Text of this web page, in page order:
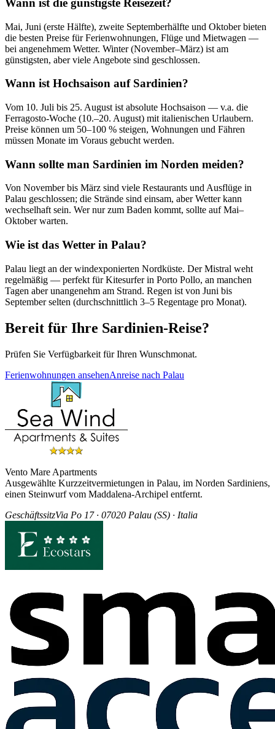
Wann ist die günstigste Reisezeit?
Mai, Juni (erste Hälfte), zweite Septemberhälfte und Oktober bieten
die besten Preise für Ferienwohnungen, Flüge und Mietwagen —
bei angenehmem Wetter. Winter (November–März) ist am
günstigsten, aber viele Angebote sind geschlossen.
Wann ist Hochsaison auf Sardinien?
Vom 10. Juli bis 25. August ist absolute Hochsaison — v.a. die
Ferragosto-Woche (10.–20. August) mit italienischen Urlaubern.
Preise können um 50–100 % steigen, Wohnungen und Fähren
müssen Monate im Voraus gebucht werden.
Wann sollte man Sardinien im Norden meiden?
Von November bis März sind viele Restaurants und Ausflüge in
Palau geschlossen; die Strände sind einsam, aber Wetter kann
wechselhaft sein. Wer nur zum Baden kommt, sollte auf Mai–
Oktober warten.
Wie ist das Wetter in Palau?
Palau liegt an der windexponierten Nordküste. Der Mistral weht
regelmäßig — perfekt für Kitesurfer in Porto Pollo, an manchen
Tagen aber unangenehm am Strand. Regen ist von Juni bis
September selten (durchschnittlich 3–5 Regentage pro Monat).
Bereit für Ihre Sardinien-Reise?
Prüfen Sie Verfügbarkeit für Ihren Wunschmonat.
Ferienwohnungen ansehenAnreise nach Palau
Vento Mare Apartments
Ausgewählte Kurzzeitvermietungen in Palau, im Norden Sardiniens,
einen Steinwurf vom Maddalena-Archipel entfernt.
GeschäftssitzVia Po 17 · 07020 Palau (SS) · Italia